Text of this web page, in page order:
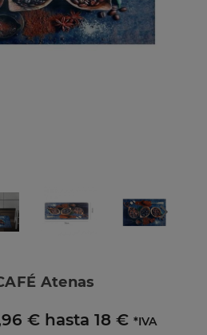
Atenas
€ hasta 18 € *IVA